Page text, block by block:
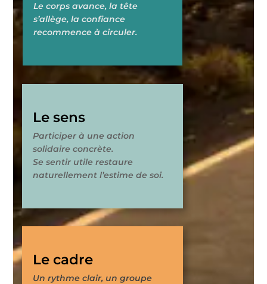
Le corps avance, la tête
s’allège, la confiance
recommence à circuler.
Le sens
Participer à une action
solidaire concrète.
Se sentir utile restaure
naturellement l’estime de soi.
Le cadre
Un rythme clair, un groupe